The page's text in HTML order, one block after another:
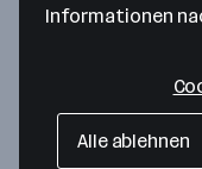
Informationen
Alle ablehnen